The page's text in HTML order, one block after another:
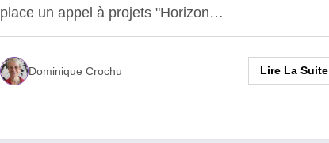
place un appel à projets "Horizon…
Dominique Crochu Lire La Suite